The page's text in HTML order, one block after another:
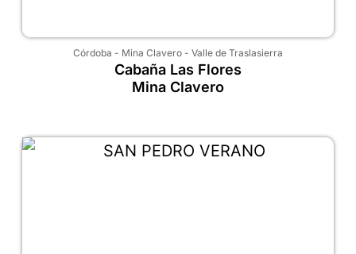
Córdoba - Mina Clavero - Valle de Traslasierra
Cabaña Las Flores
Mina Clavero